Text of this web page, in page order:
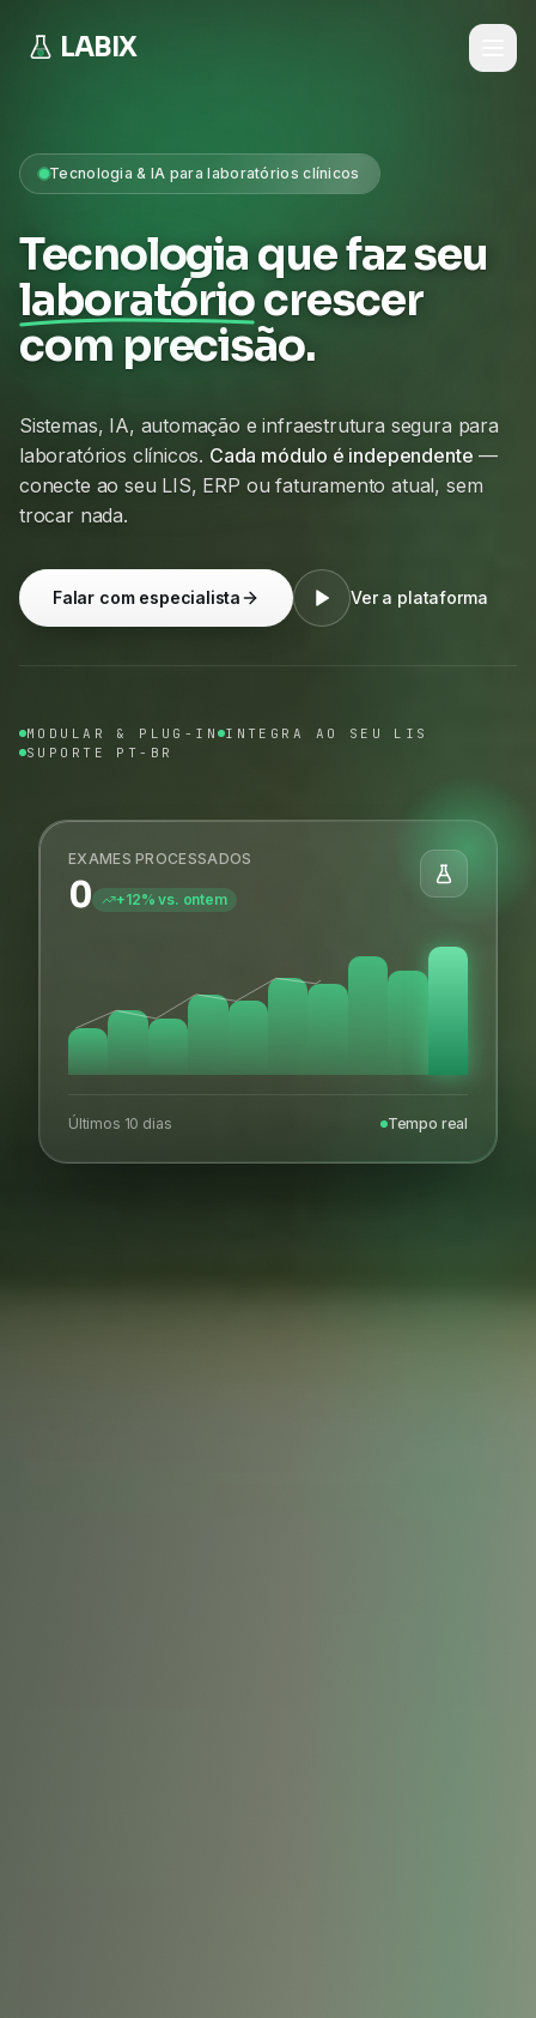
LABIX
Tecnologia & IA para laboratórios clínicos
Tecnologia que faz seu
laboratóriocrescer
com precisão.
Sistemas, IA, automação e infraestrutura segura para
laboratórios clínicos. Cada módulo é independente —
conecte ao seu LIS, ERP ou faturamento atual, sem
trocar nada.
Falar com especialista Ver a plataforma
MODULAR & PLUG-IN INTEGRA AO SEU LIS
SUPORTE PT-BR
EXAMES PROCESSADOS
0 +12% vs. ontem
Últimos 10 dias Tempo real